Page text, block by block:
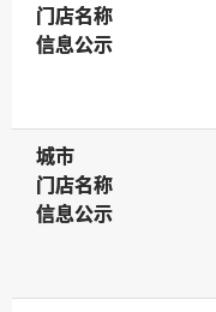
门店名称
门店名称
信息公示
信息公示
城市
城市
门店名称
门店名称
信息公示
信息公示